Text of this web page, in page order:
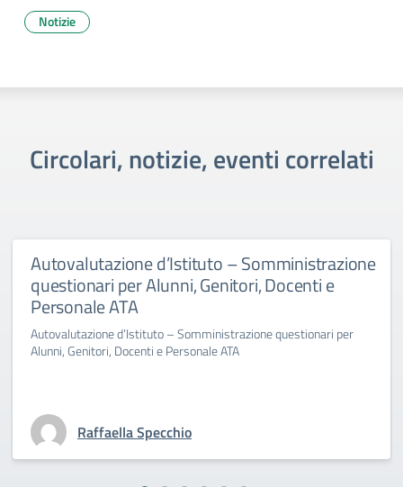
Notizie
Circolari, notizie, eventi correlati
Autovalutazione d’Istituto – Somministrazione
questionari per Alunni, Genitori, Docenti e
Personale ATA
Autovalutazione d’Istituto – Somministrazione questionari per
Alunni, Genitori, Docenti e Personale ATA
Raffaella Specchio